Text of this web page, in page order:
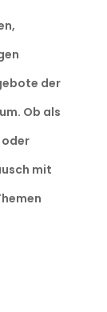
der
Ob als
mit